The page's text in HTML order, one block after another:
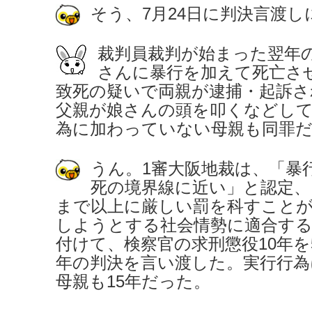
そう、7月24日に判決言渡し
裁判員裁判が始まった翌年
さんに暴行を加えて死亡さ
致死の疑いで両親が逮捕・起訴
父親が娘さんの頭を叩くなどし
為に加わっていない母親も同罪
うん。1審大阪地裁は、「暴
死の境界線に近い」と認定
まで以上に厳しい罰を科すこと
しようとする社会情勢に適合す
付けて、検察官の求刑懲役10年
年の判決を言い渡した。実行行
母親も15年だった。